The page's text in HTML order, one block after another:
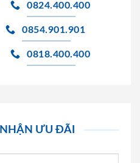
0824.400.400
0854.901.901
0818.400.400
ƯU ĐÃI